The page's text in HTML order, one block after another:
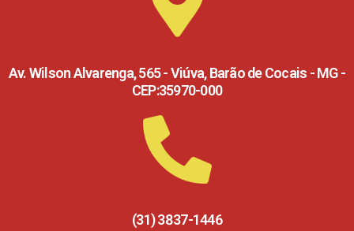
Av. Wilson Alvarenga, 565 - Viúva, Barão de Cocais - MG -
CEP:35970-000
(31) 3837-1446